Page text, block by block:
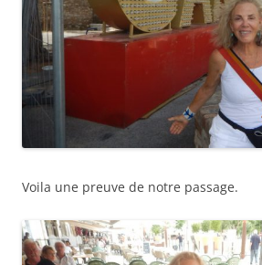
Voila une preuve de notre passage.